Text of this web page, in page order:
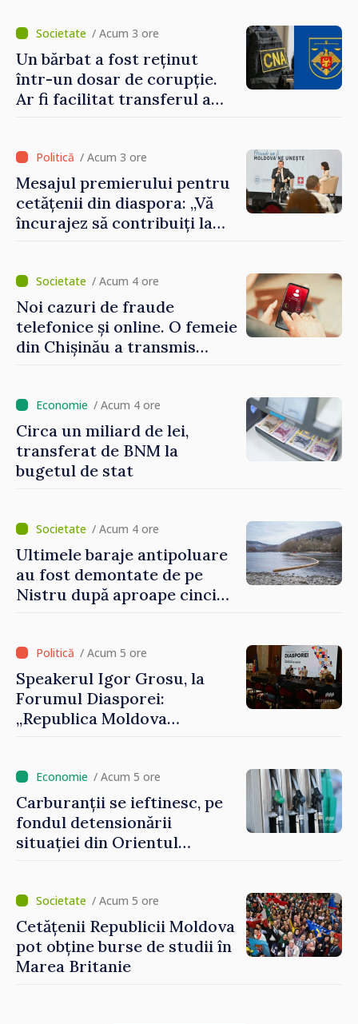
Petra Lärke/ Acum 3 ore
Un bărbat a fost reținut
într-un dosar de corupție.
Ar fi facilitat transferul a
/ Acum 3 ore
Mesajul premierului pentru
cetățenii din diaspora: „Vă
încurajez să contribuiți la
/ Acum 4 ore
Noi cazuri de fraude
telefonice și online. O femeie
din Chișinău a transmis
/ Acum 4 ore
Circa un miliard de lei,
transferat de BNM la
bugetul de stat
/ Acum 4 ore
Ultimele baraje antipoluare
au fost demontate de pe
Nistru după aproape cinci
/ Acum 5 ore
Speakerul Igor Grosu, la
Forumul Diasporei:
„Republica Moldova
hotare, că merită să devină
parte a marii familii
europene”
/ Acum 5 ore
Carburanții se ieftinesc, pe
fondul detensionării
situației din Orientul
/ Acum 5 ore
Cetățenii Republicii Moldova
pot obține burse de studii în
Marea Britanie